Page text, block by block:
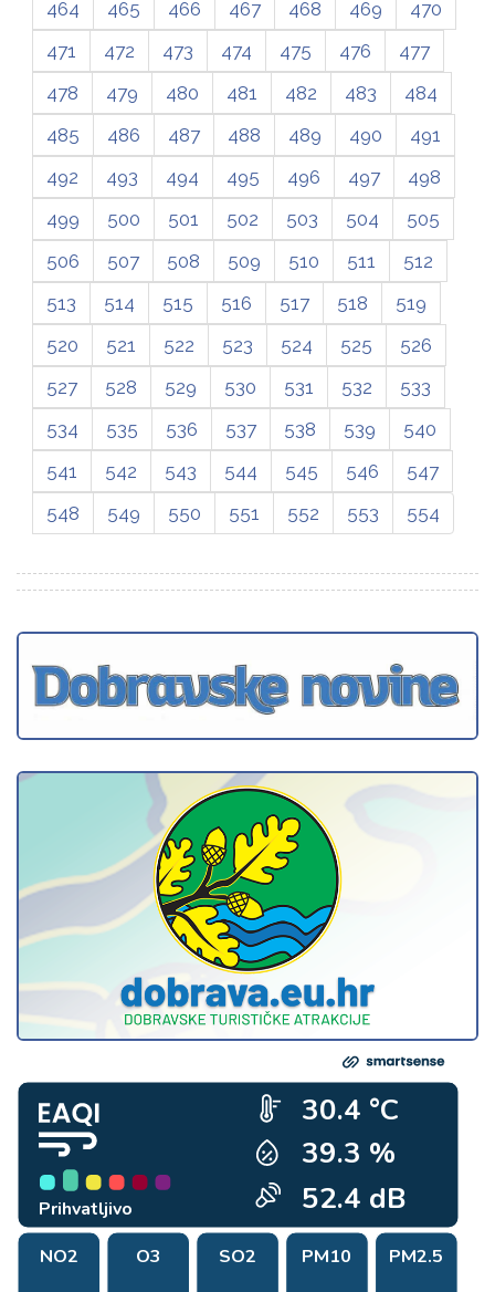
464 465 466 467 468 469
470
471
472 473 474 475 476
477
478
479 480 481 482 483
484
485
486 487 488 489 490
491
492
493 494 495 496 497
498
499
500 501 502 503 504
505
506
507 508 509 510 511
512
513
514 515 516 517 518
519
520
521 522 523 524 525
526
527
528 529 530 531 532
533
534
535 536 537 538 539
540
541
542 543 544 545 546
547
548
549 550 551 552 553 554